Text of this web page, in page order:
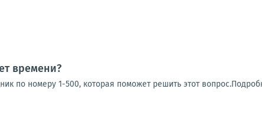
времени?
по номеру 1-500, которая поможет решить этот